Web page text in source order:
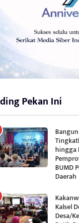
Pekan Ini
hingga
BUMD
Daerah
Kalsel
Desa/